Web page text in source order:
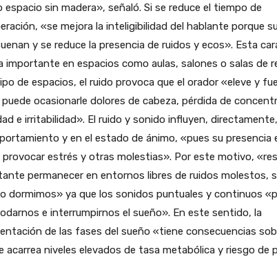
espacio sin madera», señaló. Si se reduce el tiempo de
«se mejora la inteligibilidad del hablante porque
y se reduce la presencia de ruidos y ecos». Esta
importante en espacios como aulas, salones o salas de
de espacios, el ruido provoca que el orador «eleve y
puede ocasionarle dolores de cabeza, pérdida de
e irritabilidad». El ruido y sonido influyen,
y en el estado de ánimo, «pues su presencia
provocar estrés y otras molestias». Por este motivo,
permanecer en entornos libres de ruidos molestos,
dormimos» ya que los sonidos puntuales y continuos
e interrumpirnos el sueño». En este sentido, la
de las fases del sueño «tiene consecuencias
acarrea niveles elevados de tasa metabólica y riesgo de